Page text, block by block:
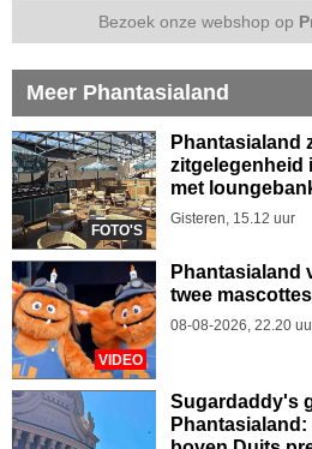
Bezoek onze webshop op
Meer Phantasialand
FOTO'S
Phantasialand
zitgelegenheid
met
Gisteren, 15.12 uur
VIDEO
Phantasialand
twee
08-08-2026, 22.20
Sugardaddy's